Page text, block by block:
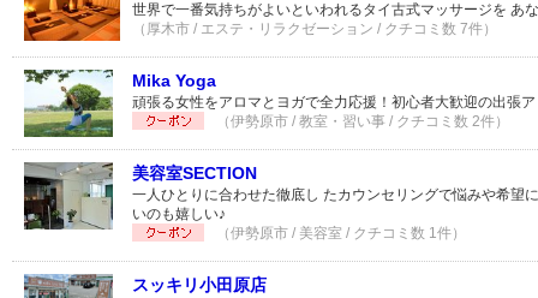
世界で一番気持ちがよいといわれるタイ古式マッサージを あ
（厚木市 / エステ・リラクゼーション / クチコミ数 7件）
Mika Yoga
頑張る女性をアロマとヨガで全力応援！初心者大歓迎の出張
（伊勢原市 / 教室・習い事 / クチコミ数 2件）
美容室SECTION
一人ひとりに合わせた徹底し たカウンセリングで悩みや希望
いのも嬉しい♪
（伊勢原市 / 美容室 / クチコミ数 1件）
スッキリ小田原店